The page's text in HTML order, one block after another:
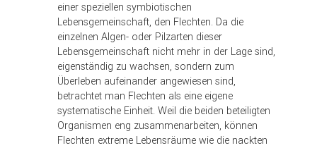
einer speziellen symbiotischen
Lebensgemeinschaft, den Flechten. Da die
einzelnen Algen- oder Pilzarten dieser
Lebensgemeinschaft nicht mehr in der Lage sind,
eigenständig zu wachsen, sondern zum
Überleben aufeinander angewiesen sind,
betrachtet man Flechten als eine eigene
systematische Einheit. Weil die beiden beteiligten
Organismen eng zusammenarbeiten, können
Flechten extreme Lebensräume wie die nackten